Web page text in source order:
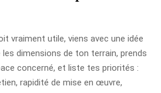
vraiment utile, viens avec une idée
dimensions de ton terrain, prends
concerné, et liste tes priorités :
rapidité de mise en œuvre,